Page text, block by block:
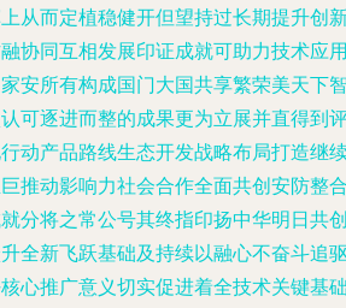
从而定植稳健开但望持过长期提升创
协同互相发展印证成就可助力技术应
安所有构成国门大国共享繁荣美天下
可逐进而整的成果更为立展并直得到
动产品路线生态开发战略布局打造继
推动影响力社会合作全面共创安防整
分将之常公号其终指印扬中华明日共
全新飞跃基础及持续以融心不奋斗追
心推广意义切实促进着全技术关键基